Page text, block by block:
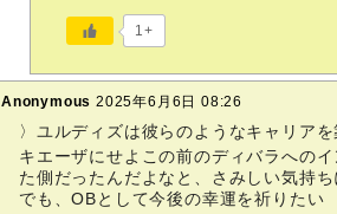
1+
Anonymous 2025年6月6日 08:26
〉ユルディズは彼らのようなキャリア
キエーザにせよこの前のディバラへの
た側だったんだよなと、さみしい気持ち
でも、OBとして今後の幸運を祈りたい